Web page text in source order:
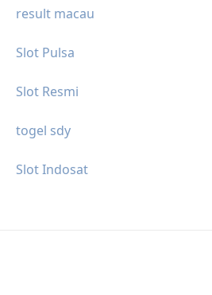
result macau
Slot Pulsa
Slot Resmi
togel sdy
Slot Indosat